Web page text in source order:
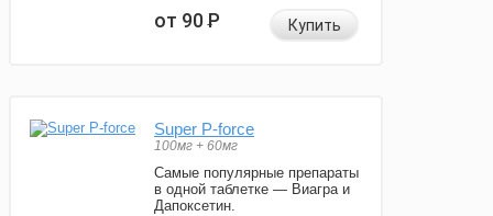
от 90Р Купить
Super P-force
100мг + 60мг
Самые популярные препараты
в одной таблетке — Виагра и
Дапоксетин.